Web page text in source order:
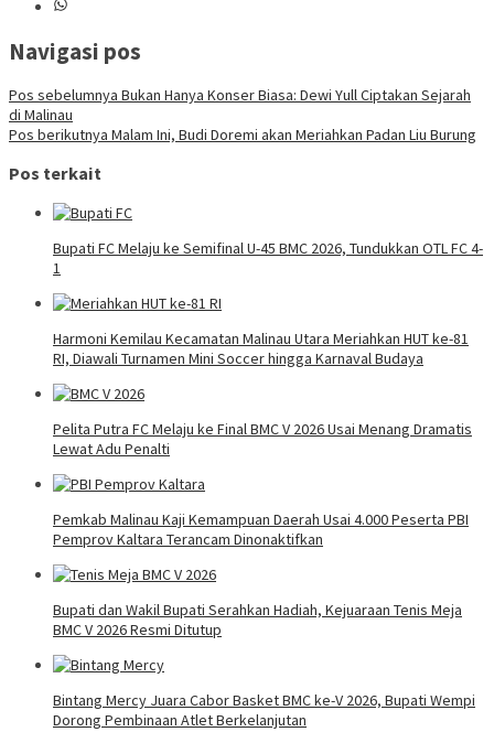
Navigasi pos
Pos sebelumnya Bukan Hanya Konser Biasa: Dewi Yull Ciptakan Sejarah
di Malinau
Pos berikutnya Malam Ini, Budi Doremi akan Meriahkan Padan Liu Burung
Pos terkait
Bupati FC Melaju ke Semifinal U-45 BMC 2026, Tundukkan OTL FC 4-
1
Harmoni Kemilau Kecamatan Malinau Utara Meriahkan HUT ke-81
RI, Diawali Turnamen Mini Soccer hingga Karnaval Budaya
Pelita Putra FC Melaju ke Final BMC V 2026 Usai Menang Dramatis
Lewat Adu Penalti
Pemkab Malinau Kaji Kemampuan Daerah Usai 4.000 Peserta PBI
Pemprov Kaltara Terancam Dinonaktifkan
Bupati dan Wakil Bupati Serahkan Hadiah, Kejuaraan Tenis Meja
BMC V 2026 Resmi Ditutup
Bintang Mercy Juara Cabor Basket BMC ke-V 2026, Bupati Wempi
Dorong Pembinaan Atlet Berkelanjutan